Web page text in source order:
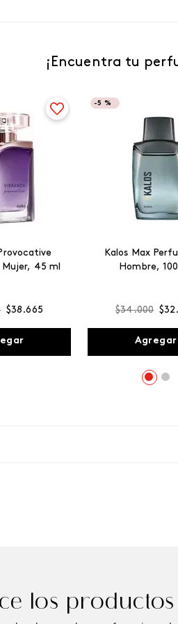
¡Encuentra tu
45 ml
$38 .665
-5 %
Kalos Max
Hombre,
$34.000 $32
Agregar
los productos